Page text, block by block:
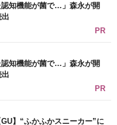
認知機能が菌で…」森永が開
PR
認知機能が菌で…」森永が開
PR
GU】“ふかふかスニーカー”に